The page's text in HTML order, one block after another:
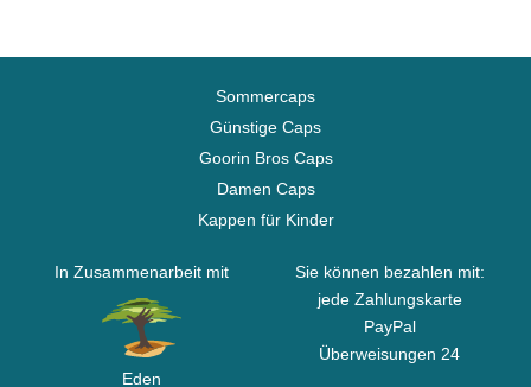
Sommercaps
Günstige Caps
Goorin Bros Caps
Damen Caps
Kappen für Kinder
In Zusammenarbeit mit
Eden
Sie können bezahlen mit:
jede Zahlungskarte
PayPal
Überweisungen 24